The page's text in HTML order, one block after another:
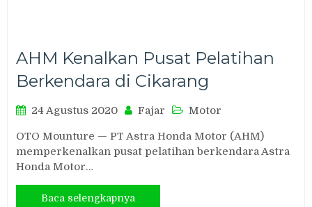
AHM Kenalkan Pusat Pelatihan
Berkendara di Cikarang
24 Agustus 2020 Fajar Motor
OTO Mounture — PT Astra Honda Motor (AHM)
memperkenalkan pusat pelatihan berkendara Astra
Honda Motor…
Baca selengkapnya